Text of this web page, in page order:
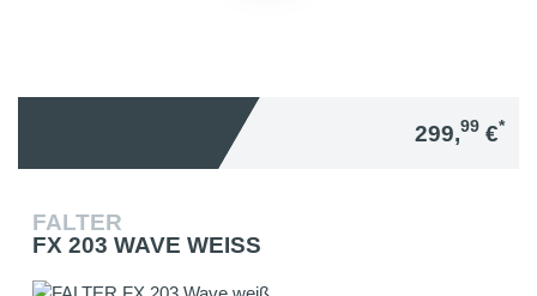
299,99 €*
FALTER
FX 203 WAVE WEISS